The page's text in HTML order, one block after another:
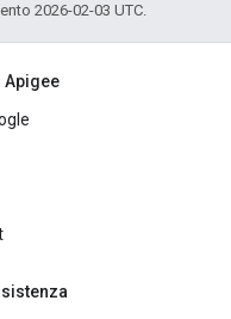
2026-02-03 UTC.
Apigee